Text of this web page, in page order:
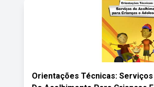
Orientações Técnicas: Serviços